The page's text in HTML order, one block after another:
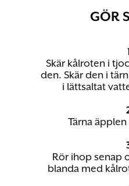
GÖR
Skär kålroten i
den. Skär den i
i lättsaltat
Tärna
Rör ihop senap
blanda med